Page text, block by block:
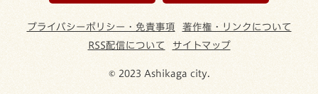
プライバシーポリシー・免責事項
著作権・リンクについて
RSS配信について
サイトマップ
© 2023 Ashikaga city.